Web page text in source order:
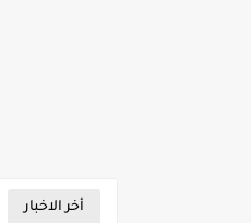
أخر الاخبار